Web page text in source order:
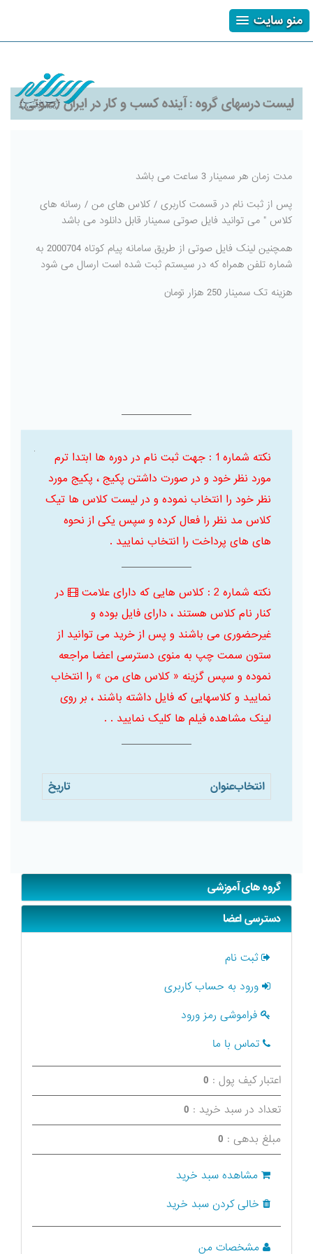
منو سایت
لیست درسهای گروه :آینده کسب و کار در ایران (صوتی)
مدت زمان هر سمینار 3 ساعت می باشد
پس از ثبت نام در قسمت کاربری / کلاس های من / رسانه های
کلاس " می توانید فایل صوتی سمینار قابل دانلود می باشد
همچنین لینک فایل صوتی از طریق سامانه پیام کوتاه 2000704 به
شماره تلفن همراه که در سیستم ثبت شده است ارسال می شود
هزینه تک سمینار 250 هزار تومان
نکته شماره 1 : جهت ثبت نام در دوره ها ابتدا ترم
مورد نظر خود و در صورت داشتن پکیج ، پکیج مورد
نظر خود را انتخاب نموده و در لیست کلاس ها تیک
کلاس مد نظر را فعال کرده و سپس یکی از نحوه
های های پرداخت را انتخاب نمایید .
نکته شماره 2 : کلاس هایی که دارای علامت
در
کنار نام کلاس هستند ، دارای فایل بوده و
غیرحضوری می باشند و پس از خرید می توانید از
ستون سمت چپ به منوی دسترسی اعضا مراجعه
نموده و سپس گزینه « کلاس های من » را انتخاب
نمایید و کلاسهایی که فایل داشته باشند ، بر روی
لینک مشاهده فیلم ها کلیک نمایید . .
انتخابعنوان تاریخ
گروه های آموزشی
دسترسی اعضا
ثبت نام
ورود به حساب کاربری
فراموشی رمز ورود
تماس با ما
اعتبار کیف پول : 0
تعداد در سبد خرید : 0
مبلغ بدهی : 0
مشاهده سبد خرید
خالی کردن سبد خرید
مشخصات من